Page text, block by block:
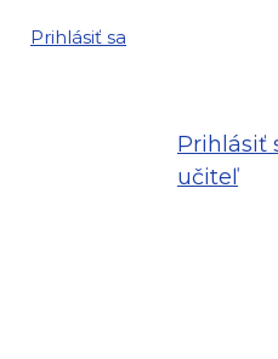
Prihlásiť sa
Prihlásiť
učiteľ